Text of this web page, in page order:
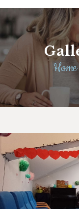
Home